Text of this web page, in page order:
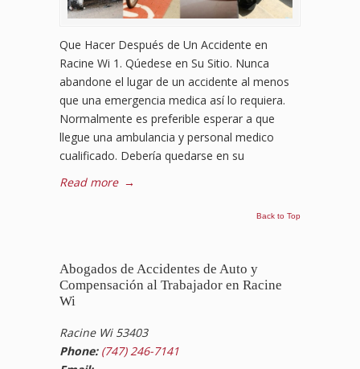
Que Hacer Después de Un Accidente en
Racine Wi 1. Qúedese en Su Sitio. Nunca
abandone el lugar de un accidente al menos
que una emergencia medica así lo requiera.
Normalmente es preferible esperar a que
llegue una ambulancia y personal medico
cualificado. Debería quedarse en su
Read more →
Back to Top
Abogados de Accidentes de Auto y
Compensación al Trabajador en Racine
Wi
Racine Wi 53403
Phone: (747) 246-7141